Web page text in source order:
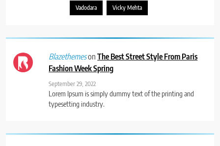
Vadodara Vicky Mehta
BlazethemesonThe Best Street Style From Paris
Fashion Week Spring
September 29, 2022
Lorem Ipsum is simply dummy text of the printing and
typesetting industry.